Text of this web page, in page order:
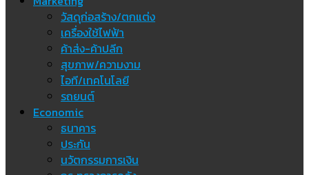
วัสดุก่อสร้าง/ตกแต่ง
เครื่องใช้ไฟฟ้า
ค้าส่ง-ค้าปลีก
สุขภาพ/ความงาม
ไอที/เทคโนโลยี
รถยนต์
Economic
ธนาคาร
ประกัน
นวัตกรรมการเงิน